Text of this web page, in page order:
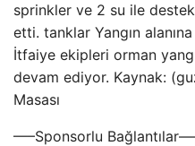
sprinkler ve 2 su ile
etti. tanklar Yangın
İtfaiye ekipleri orman
devam ediyor. Kaynak:
Masası
—–Sponsorlu